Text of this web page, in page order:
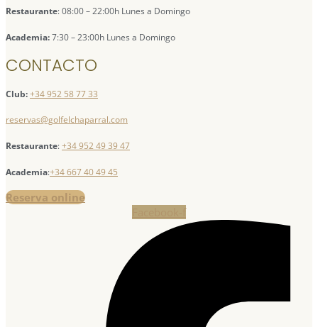
Restaurante: 08:00 – 22:00h Lunes a Domingo
Academia:7:30 – 23:00h Lunes a Domingo
CONTACTO
Club:+34 952 58 77 33
reservas@golfelchaparral.com
Restaurante:+34 952 49 39 47
Academia:+34 667 40 49 45
Reserva online